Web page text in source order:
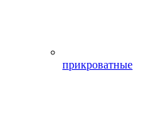
прикроватные